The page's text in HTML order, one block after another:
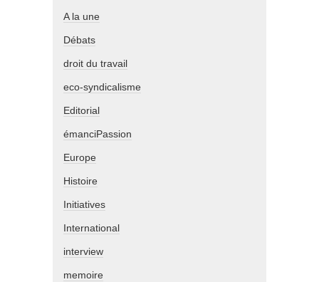
A la une
Débats
droit du travail
eco-syndicalisme
Editorial
émanciPassion
Europe
Histoire
Initiatives
International
interview
memoire